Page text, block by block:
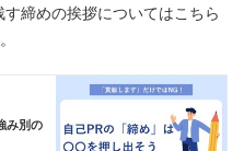
締めの挨拶についてはこちら
み別の